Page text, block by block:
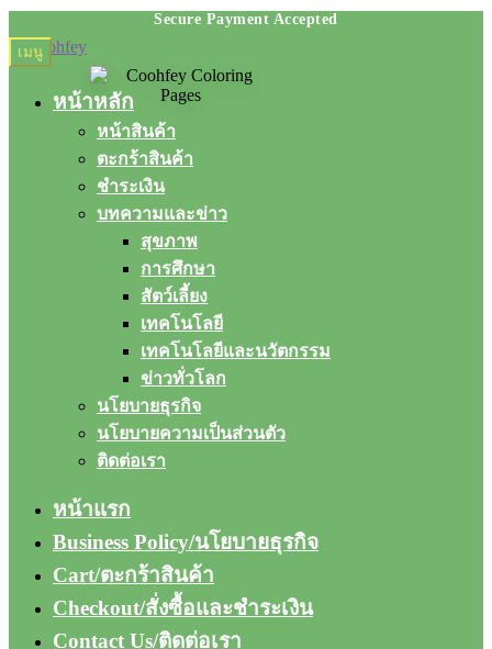
Skip
to
Skip
to
เมนู
หน้าหลัก
หน้าสินค้า
ตะกร้าสินค้า
ชำระเงิน
บทความและข่าว
สุขภาพ
การศึกษา
สัตว์เลี้ยง
เทคโนโลยี
เทคโนโลยีและนวัตกรรม
ข่าวทั่วโลก
นโยบายธุรกิจ
นโยบายความเป็นส่วนตัว
ติดต่อเรา
หน้าแรก
Business Policy/นโยบายธุรกิจ
Cart/ตะกร้าสินค้า
Checkout/สั่งซื้อและชำระเงิน
Contact Us/ติดต่อเรา